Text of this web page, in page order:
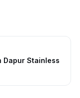
Dapur Stainless